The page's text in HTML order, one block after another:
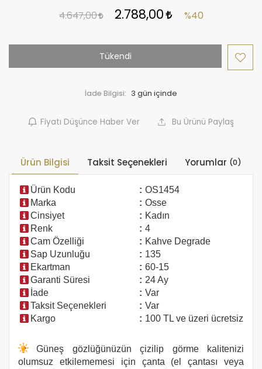
4.647,00 2.788,00 %40
Tükendi
İade Bilgisi:
Fiyatı Düşünce Haber Ver Bu Ürünü Paylaş
Ürün Bilgisi Taksit Seçenekleri Yorumlar (0)
Ürün Kodu : OS1454
Marka
: Osse
Cinsiyet
: Kadın
Renk
: 4
Cam Özelliği
: Kahve Degrade
Sap Uzunluğu
: 135
Ekartman
: 60-15
Garanti Süresi
: 24 Ay
İade
: Var
Taksit Seçenekleri
: Var
Kargo
: 100 TL ve üzeri ücretsiz
Güneş gözlüğünüzün çizilip görme kalitenizi
olumsuz etkilememesi için çanta (el çantası veya